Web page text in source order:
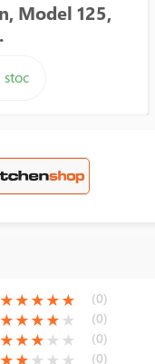
Model 125,
stoc
(*)
★(*)
★(*)
★(*)
★(*)
★ (0)
(*)
★(*)
★(*)
★(*)
★( )
★ (0)
(*)
★(*)
★(*)
★( )
★ ( )
★ (0)
(*)(*)( ) ( ) ( ) (0)